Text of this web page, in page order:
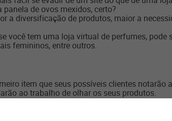
de ovos mexidos, certo?
a diversificação de produtos, maior a
você tem uma loja virtual de perfumes, pode
femininos, entre outros.
item que seus possíveis clientes notarão
ao trabalho de olhar os seus produtos.
— que devem ser bem produzidos e
loja, associada a uma copy decente.